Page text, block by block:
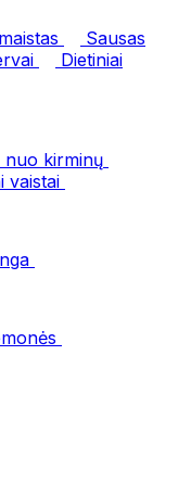
Sausas
Dietiniai
nuo kirminų
vaistai